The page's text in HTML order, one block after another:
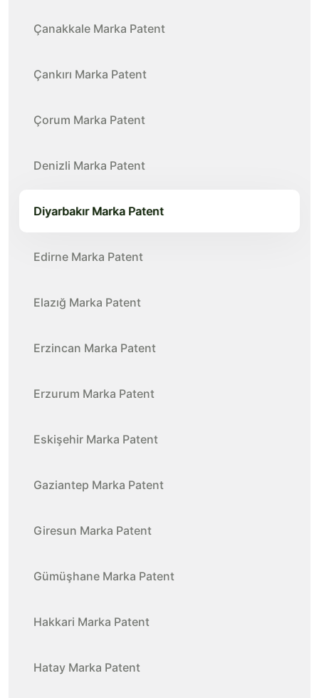
Çanakkale Marka Patent
Çankırı Marka Patent
Çorum Marka Patent
Denizli Marka Patent
Diyarbakır Marka Patent
Edirne Marka Patent
Elazığ Marka Patent
Erzincan Marka Patent
Erzurum Marka Patent
Eskişehir Marka Patent
Gaziantep Marka Patent
Giresun Marka Patent
Gümüşhane Marka Patent
Hakkari Marka Patent
Hatay Marka Patent